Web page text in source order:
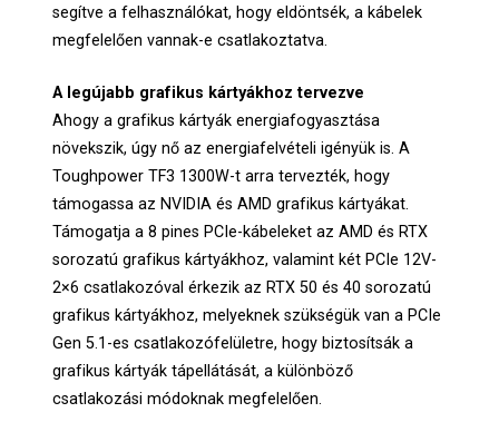
segítve a felhasználókat, hogy eldöntsék, a kábelek
megfelelően vannak-e csatlakoztatva.
A legújabb grafikus kártyákhoz tervezve
Ahogy a grafikus kártyák energiafogyasztása
növekszik, úgy nő az energiafelvételi igényük is. A
Toughpower TF3 1300W-t arra tervezték, hogy
támogassa az NVIDIA és AMD grafikus kártyákat.
Támogatja a 8 pines PCIe-kábeleket az AMD és RTX
sorozatú grafikus kártyákhoz, valamint két PCIe 12V-
2×6 csatlakozóval érkezik az RTX 50 és 40 sorozatú
grafikus kártyákhoz, melyeknek szükségük van a PCIe
Gen 5.1-es csatlakozófelületre, hogy biztosítsák a
grafikus kártyák tápellátását, a különböző
csatlakozási módoknak megfelelően.